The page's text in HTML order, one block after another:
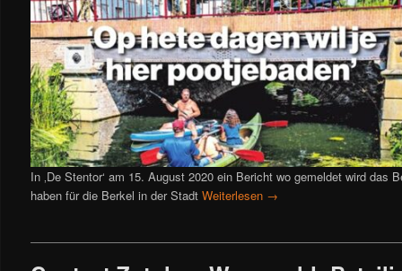
In ‚De Stentor‘ am 15. August 2020 ein Bericht wo gemeldet wird das
haben für die Berkel in der StadtWeiterlesen →